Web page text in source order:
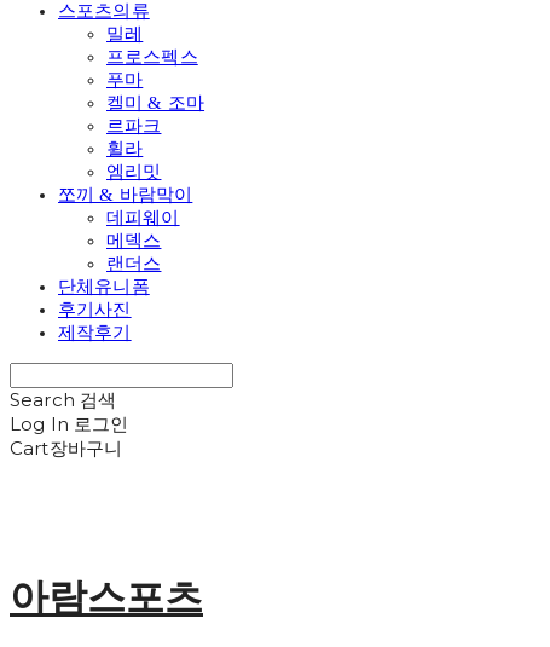
스포츠의류
밀레
프로스펙스
푸마
켈미 & 조마
르파크
휠라
엠리밋
쪼끼 & 바람막이
데피웨이
메덱스
랜더스
단체유니폼
후기사진
제작후기
Search 검색
Log In 로그인
Cart장바구니
아람스포츠